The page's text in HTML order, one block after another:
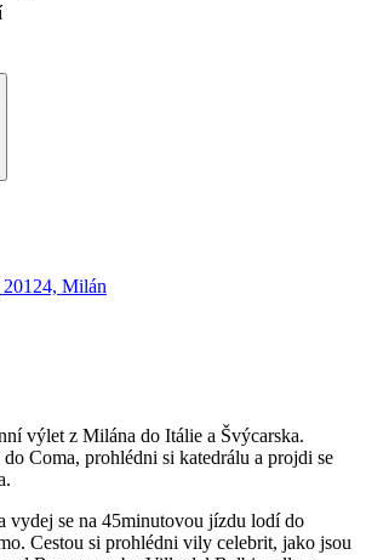
Milán
výlet z Milána do Itálie a Švýcarska.
Coma, prohlédni si katedrálu a projdi se
vydej se na 45minutovou jízdu lodí do
Cestou si prohlédni vily celebrit, jako jsou